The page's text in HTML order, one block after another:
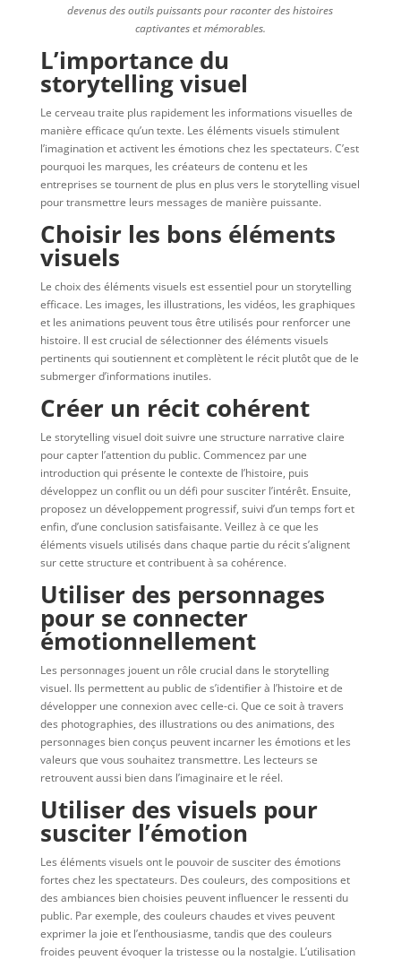
devenus des outils puissants pour raconter des histoires
captivantes et mémorables.
L’importance du
storytelling visuel
Le cerveau traite plus rapidement les informations visuelles de
manière efficace qu’un texte. Les éléments visuels stimulent
l’imagination et activent les émotions chez les spectateurs. C’est
pourquoi les marques, les créateurs de contenu et les
entreprises se tournent de plus en plus vers le storytelling visuel
pour transmettre leurs messages de manière puissante.
Choisir les bons éléments
visuels
Le choix des éléments visuels est essentiel pour un storytelling
efficace. Les images, les illustrations, les vidéos, les graphiques
et les animations peuvent tous être utilisés pour renforcer une
histoire. Il est crucial de sélectionner des éléments visuels
pertinents qui soutiennent et complètent le récit plutôt que de le
submerger d’informations inutiles.
Créer un récit cohérent
Le storytelling visuel doit suivre une structure narrative claire
pour capter l’attention du public. Commencez par une
introduction qui présente le contexte de l’histoire, puis
développez un conflit ou un défi pour susciter l’intérêt. Ensuite,
proposez un développement progressif, suivi d’un temps fort et
enfin, d’une conclusion satisfaisante. Veillez à ce que les
éléments visuels utilisés dans chaque partie du récit s’alignent
sur cette structure et contribuent à sa cohérence.
Utiliser des personnages
pour se connecter
émotionnellement
Les personnages jouent un rôle crucial dans le storytelling
visuel. Ils permettent au public de s’identifier à l’histoire et de
développer une connexion avec celle-ci. Que ce soit à travers
des photographies, des illustrations ou des animations, des
personnages bien conçus peuvent incarner les émotions et les
valeurs que vous souhaitez transmettre. Les lecteurs se
retrouvent aussi bien dans l’imaginaire et le réel.
Utiliser des visuels pour
susciter l’émotion
Les éléments visuels ont le pouvoir de susciter des émotions
fortes chez les spectateurs. Des couleurs, des compositions et
des ambiances bien choisies peuvent influencer le ressenti du
public. Par exemple, des couleurs chaudes et vives peuvent
exprimer la joie et l’enthousiasme, tandis que des couleurs
froides peuvent évoquer la tristesse ou la nostalgie. L’utilisation